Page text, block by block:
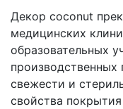
Декор coconut
медицинских
образовательных
свежести и
свойства